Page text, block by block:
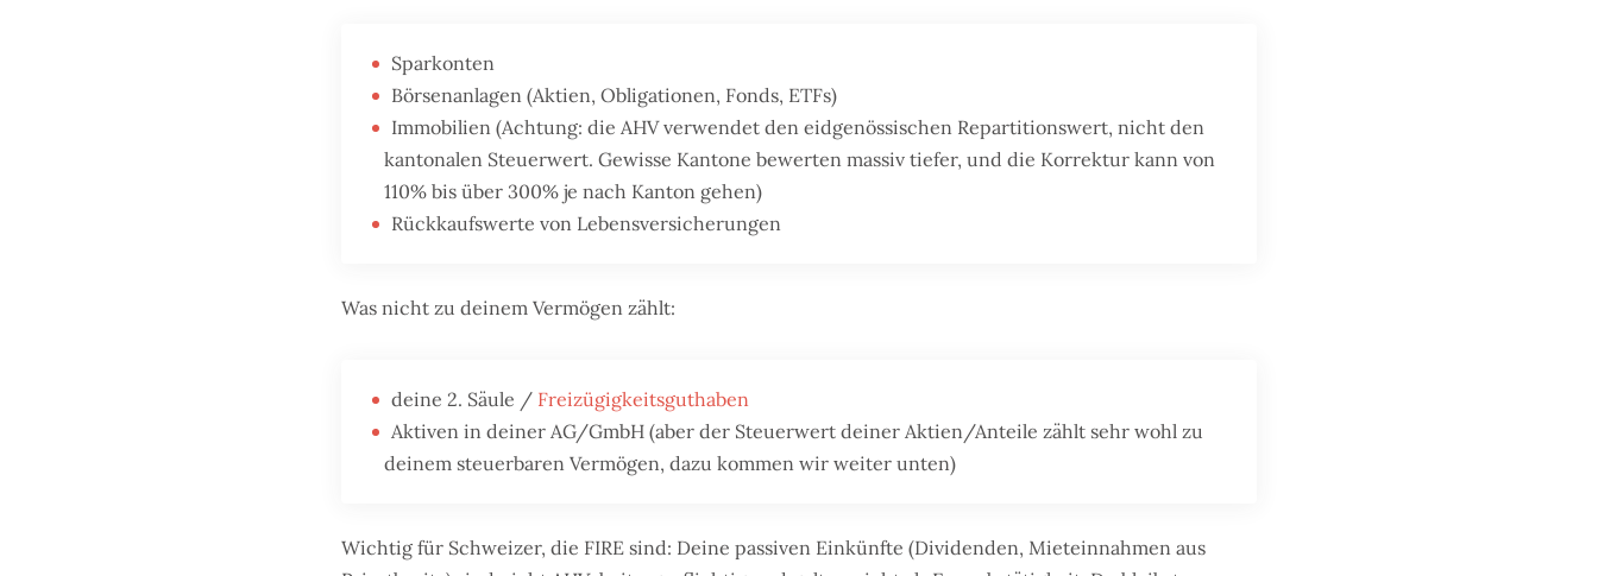
Sparkonten
Börsenanlagen (Aktien, Obligationen, Fonds, ETFs)
Immobilien (Achtung: die AHV verwendet den eidgenössischen Repartitionswert, nicht den
kantonalen Steuerwert. Gewisse Kantone bewerten massiv tiefer, und die Korrektur kann von
110% bis über 300% je nach Kanton gehen)
Rückkaufswerte von Lebensversicherungen
Was nicht zu deinem Vermögen zählt:
deine 2. Säule / Freizügigkeitsguthaben
Aktiven in deiner AG/GmbH (aber der Steuerwert deiner Aktien/Anteile zählt sehr wohl zu
deinem steuerbaren Vermögen, dazu kommen wir weiter unten)
Wichtig für Schweizer, die FIRE sind: Deine passiven Einkünfte (Dividenden, Mieteinnahmen aus